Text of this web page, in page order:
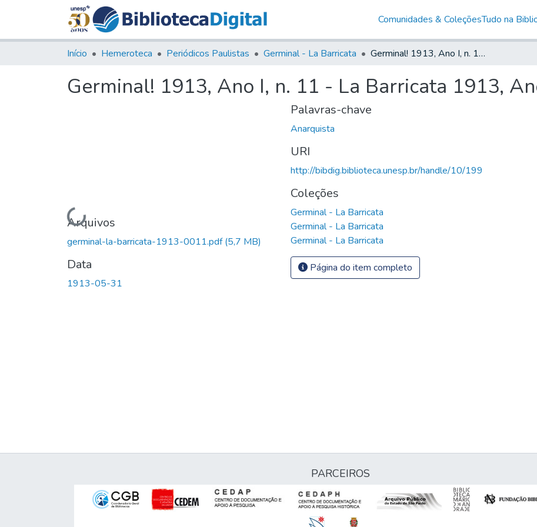
Comunidades & ColeçõesTudo na
Início Hemeroteca Periódicos Paulistas Germinal - La Barricata Germinal! 1913, Ano I, n. 11 - La Barricata 1913, Ano IX, n. 399
Germinal! 1913, Ano I, n. 11 - La Barricata 1913,
Carregando...
Arquivos
germinal-la-barricata-1913-0011.pdf(5,7 MB)
Data
1913-05-31
Palavras-chave
Anarquista
URI
http://bibdig.biblioteca.unesp.br/handle/10/199
Coleções
Germinal - La Barricata
Germinal - La Barricata
Germinal - La Barricata
Página do item completo
PARCEIROS